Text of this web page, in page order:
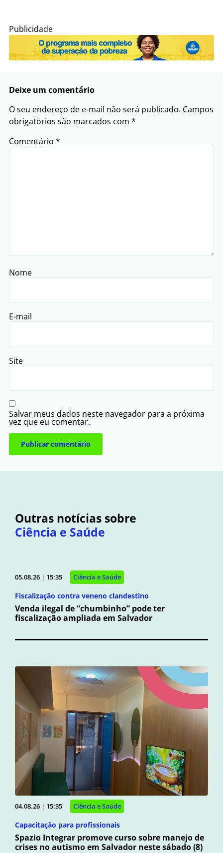
Publicidade
Deixe um comentário
O seu endereço de e-mail não será publicado. Campos
obrigatórios são marcados com *
Comentário *
Nome
E-mail
Site
Salvar meus dados neste navegador para a próxima
vez que eu comentar.
Outras notícias sobre
Ciência e Saúde
05.08.26 | 15:35 Ciência e Saúde
Fiscalização contra veneno clandestino
Venda ilegal de “chumbinho” pode ter
fiscalização ampliada em Salvador
04.08.26 | 15:35 Ciência e Saúde
Capacitação para profissionais
Spazio Integrar promove curso sobre manejo de
crises no autismo em Salvador neste sábado (8)